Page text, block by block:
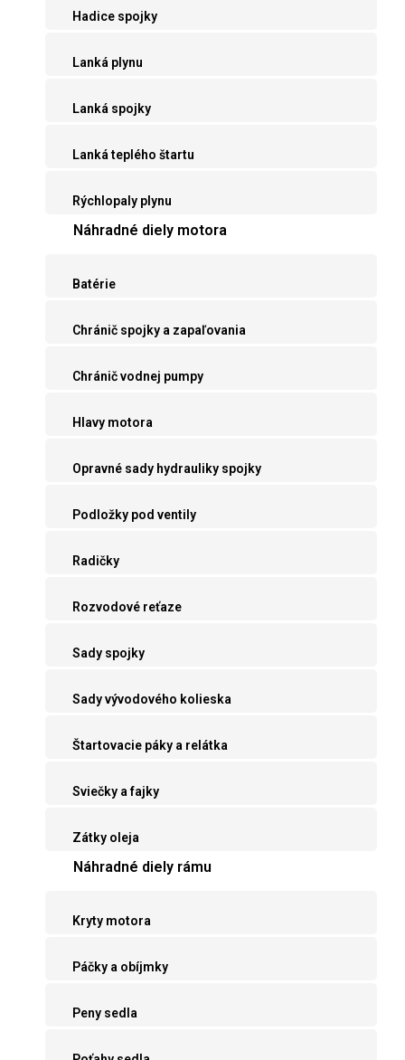
Hadice spojky
Lanká plynu
Lanká spojky
Lanká teplého štartu
Rýchlopaly plynu
Náhradné diely motora
Batérie
Chránič spojky a zapaľovania
Chránič vodnej pumpy
Hlavy motora
Opravné sady hydrauliky spojky
Podložky pod ventily
Radičky
Rozvodové reťaze
Sady spojky
Sady vývodového kolieska
Štartovacie páky a relátka
Sviečky a fajky
Zátky oleja
Náhradné diely rámu
Kryty motora
Páčky a obíjmky
Peny sedla